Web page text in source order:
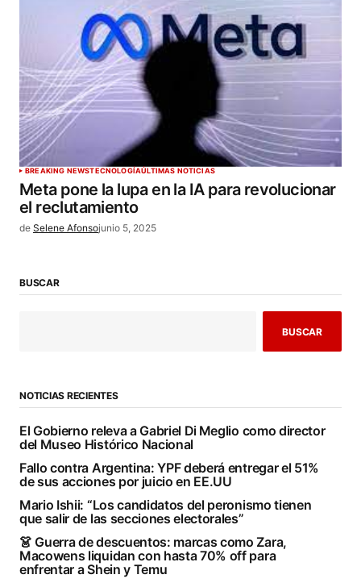
BREAKING NEWSTECNOLOGÍAÚLTIMAS NOTICIAS
Meta pone la lupa en la IA para revolucionar
el reclutamiento
de Selene Afonsojunio 5, 2025
BUSCAR
BUSCAR
NOTICIAS RECIENTES
El Gobierno releva a Gabriel Di Meglio como director
del Museo Histórico Nacional
Fallo contra Argentina: YPF deberá entregar el 51%
de sus acciones por juicio en EE.UU
Mario Ishii: “Los candidatos del peronismo tienen
que salir de las secciones electorales”
👗 Guerra de descuentos: marcas como Zara,
Macowens liquidan con hasta 70% off para
enfrentar a Shein y Temu